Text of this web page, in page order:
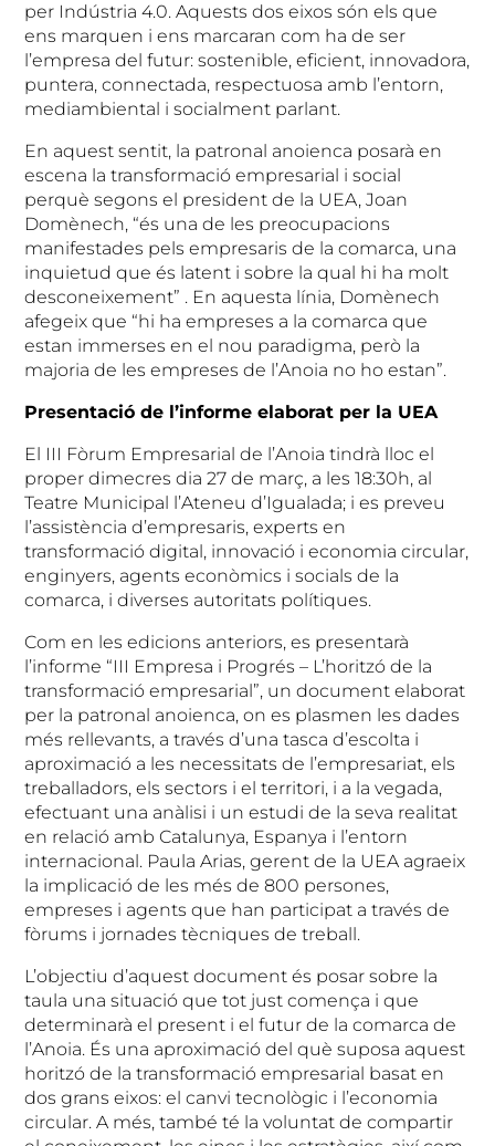
per Indústria 4.0. Aquests dos eixos són els que
ens marquen i ens marcaran com ha de ser
l’empresa del futur: sostenible, eficient, innovadora,
puntera, connectada, respectuosa amb l’entorn,
mediambiental i socialment parlant.
En aquest sentit, la patronal anoienca posarà en
escena la transformació empresarial i social
perquè segons el president de la UEA, Joan
Domènech, “és una de les preocupacions
manifestades pels empresaris de la comarca, una
inquietud que és latent i sobre la qual hi ha molt
desconeixement” . En aquesta línia, Domènech
afegeix que “hi ha empreses a la comarca que
estan immerses en el nou paradigma, però la
majoria de les empreses de l’Anoia no ho estan”.
Presentació de l’informe elaborat per la UEA
El III Fòrum Empresarial de l’Anoia tindrà lloc el
proper dimecres dia 27 de març, a les 18:30h, al
Teatre Municipal l’Ateneu d’Igualada; i es preveu
l’assistència d’empresaris, experts en
transformació digital, innovació i economia circular,
enginyers, agents econòmics i socials de la
comarca, i diverses autoritats polítiques.
Com en les edicions anteriors, es presentarà
l’informe “III Empresa i Progrés – L’horitzó de la
transformació empresarial”, un document elaborat
per la patronal anoienca, on es plasmen les dades
més rellevants, a través d’una tasca d’escolta i
aproximació a les necessitats de l’empresariat, els
treballadors, els sectors i el territori, i a la vegada,
efectuant una anàlisi i un estudi de la seva realitat
en relació amb Catalunya, Espanya i l’entorn
internacional. Paula Arias, gerent de la UEA agraeix
la implicació de les més de 800 persones,
empreses i agents que han participat a través de
fòrums i jornades tècniques de treball.
L’objectiu d’aquest document és posar sobre la
taula una situació que tot just comença i que
determinarà el present i el futur de la comarca de
l’Anoia. És una aproximació del què suposa aquest
horitzó de la transformació empresarial basat en
dos grans eixos: el canvi tecnològic i l’economia
circular. A més, també té la voluntat de compartir